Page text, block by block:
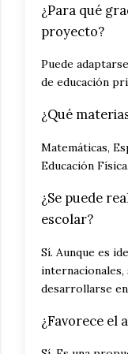
¿Para qué
proyecto?
Puede
de educación
¿Qué
Matemáticas,
Educación Física.
¿Se puede
escolar?
Sí. Aunque es
internacionales,
desarrollarse
¿Favorece el